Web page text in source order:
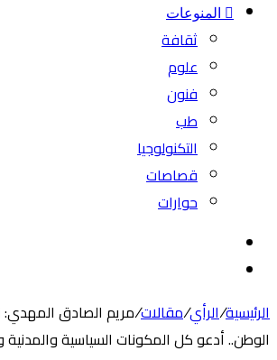
المنوعات
ثقافة
علوم
فنون
طب
التكنولوجيا
قصاصات
حوارات
المظلم
الرئيسية/الرأي/مقالات/مريم الصادق المهدي:
الوطن.. أدعو كل المكونات السياسية والمدنية